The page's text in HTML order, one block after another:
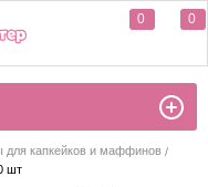
0 0
капкейков и маффинов
шт